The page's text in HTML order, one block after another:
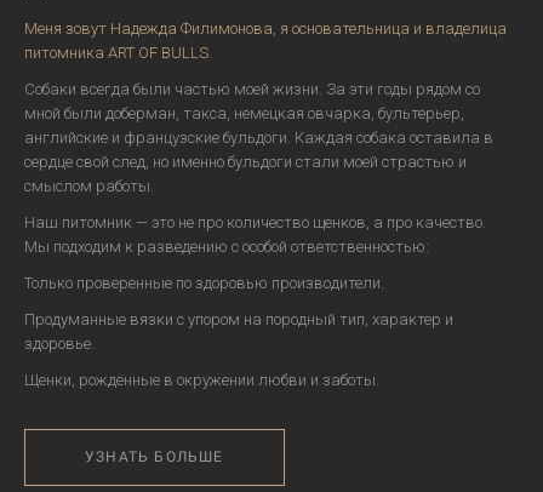
Меня зовут Надежда Филимонова, я основательница и владелица
питомника ART OF BULLS.
Собаки всегда были частью моей жизни. За эти годы рядом со
мной были доберман, такса, немецкая овчарка, бультерьер,
английские и французские бульдоги. Каждая собака оставила в
сердце свой след, но именно бульдоги стали моей страстью и
смыслом работы.
Наш питомник — это не про количество щенков, а про качество.
Мы подходим к разведению с особой ответственностью:
Только проверенные по здоровью производители.
Продуманные вязки с упором на породный тип, характер и
здоровье.
Щенки, рождённые в окружении любви и заботы.
УЗНАТЬ БОЛЬШЕ